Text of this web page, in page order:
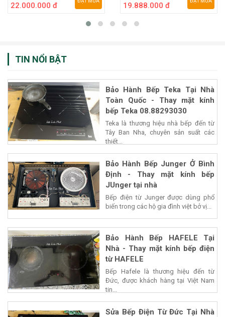
22.000.000 đ 19.888.000 đ
TIN NỔI BẬT
Bảo Hành Bếp Teka Tại Nhà
Toàn Quốc - Thay mặt kính
bếp Teka 08.88293030
Teka là thương hiệu nhà bếp đến từ
Tây Ban Nha, chuyên sản suất các
thiết...
Bảo Hành Bếp Junger Ở Bình
Định - Thay mặt kính bếp
JUnger tại nhà
Bếp điện từ Junger được dùng phổ
biến trong các hộ gia đình việt bở vị...
Bảo Hành Bếp HAFELE Tại
Nhà - Thay mặt kính bếp điện
từ HAFELE
Bếp Hafele là thương hiệu đến từ
Đức, được khách hàng tại Việt Nam
tin...
Sửa Bếp Điện Từ Đức Tại Nhà